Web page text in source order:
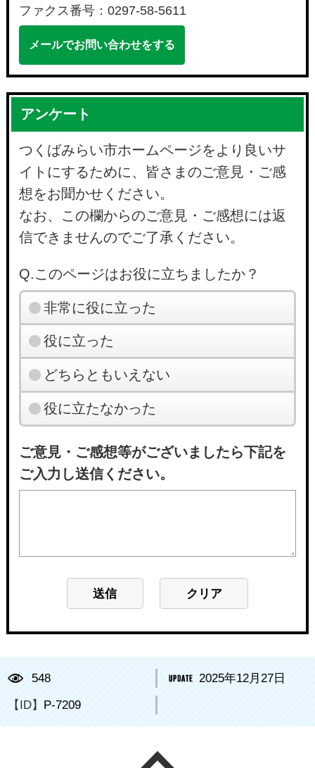
ファクス番号：0297-58-5611
メールでお問い合わせをする
アンケート
つくばみらい市ホームページをより良いサ
イトにするために、皆さまのご意見・ご感
想をお聞かせください。
なお、この欄からのご意見・ご感想には返
信できませんのでご了承ください。
Q.このページはお役に立ちましたか？
非常に役に立った
役に立った
どちらともいえない
役に立たなかった
ご意見・ご感想等がございましたら下記を
ご入力し送信ください。
548 2025年12月27日
【ID】 P-7209